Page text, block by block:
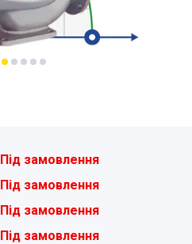
Під замовлення
Під замовлення
Під замовлення
Під замовлення